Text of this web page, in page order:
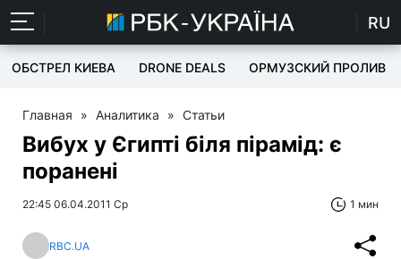
RU
ОБСТРЕЛ КИЕВА DRONE DEALS ОРМУЗСКИЙ ПРОЛИВ
Главная » Аналитика » Статьи
Вибух у Єгипті біля пірамід: є
поранені
22:45 06.04.2011 Ср 1 мин
RBC.UA